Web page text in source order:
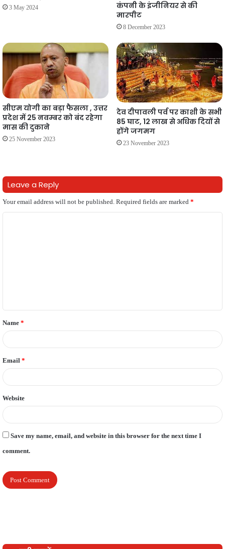
3 May 2024
कंपनी के इंजीनियर से की
मारपीट
8 December 2023
सीएम योगी का बड़ा फैसला , उत्तर
प्रदेश में 25 नवम्बर को बंद रहेगा
मास की दुकाने
25 November 2023
देव दीपावली पर्व पर काशी के सभी
85 घाट, 12 लाख से अधिक दियों से
होंगे जगमग
23 November 2023
Leave a Reply
Your email address will not be published. Required fields are marked *
t
*
Name *
Email *
Website
Save my name, email, and website in this browser for the next time I
comment.